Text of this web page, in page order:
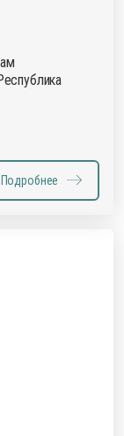
Подробнее